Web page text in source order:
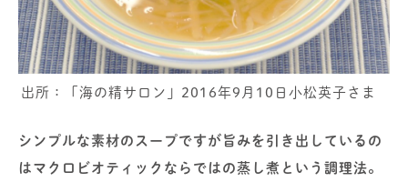
出所：「海の精サロン」2016年9月10日小松英子さま
シンプルな素材のスープですが旨みを引き出しているの
はマクロビオティックならではの蒸し煮という調理法。